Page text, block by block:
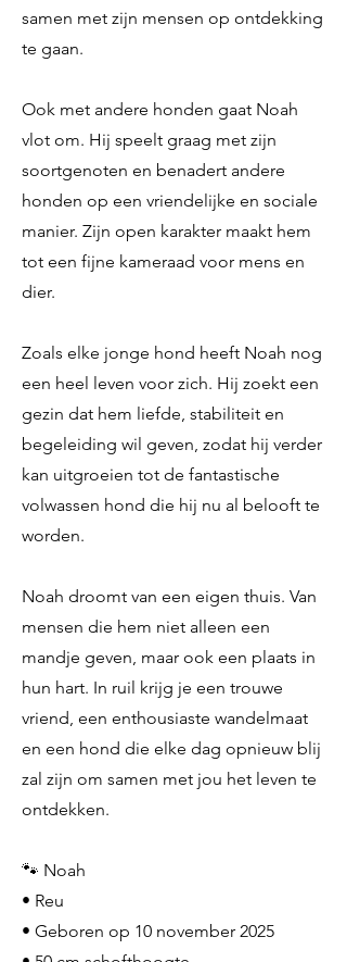
samen met zijn mensen op ontdekking
te gaan.
Ook met andere honden gaat Noah
vlot om. Hij speelt graag met zijn
soortgenoten en benadert andere
honden op een vriendelijke en sociale
manier. Zijn open karakter maakt hem
tot een fijne kameraad voor mens en
dier.
Zoals elke jonge hond heeft Noah nog
een heel leven voor zich. Hij zoekt een
gezin dat hem liefde, stabiliteit en
begeleiding wil geven, zodat hij verder
kan uitgroeien tot de fantastische
volwassen hond die hij nu al belooft te
worden.
Noah droomt van een eigen thuis. Van
mensen die hem niet alleen een
mandje geven, maar ook een plaats in
hun hart. In ruil krijg je een trouwe
vriend, een enthousiaste wandelmaat
en een hond die elke dag opnieuw blij
zal zijn om samen met jou het leven te
ontdekken.
🐾 Noah
• Reu
• Geboren op 10 november 2025